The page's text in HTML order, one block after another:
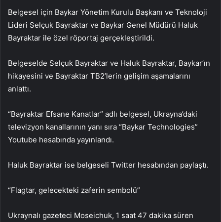
Belgesel için Baykar Yönetim Kurulu Başkanı ve Teknoloji
Lideri Selçuk Bayraktar ve Baykar Genel Müdürü Haluk
Bayraktar ile özel röportaj gerçekleştirildi.
Belgeselde Selçuk Bayraktar ve Haluk Bayraktar, Baykar’ın
hikayesini ve Bayraktar TB2’lerin gelişim aşamalarını
anlattı.
“Bayraktar Efsane Kanatlar” adlı belgesel, Ukrayna’daki
televizyon kanallarının yanı sıra “Baykar Technologies”
Youtube hesabında yayınlandı.
Haluk Bayraktar ise belgeseli Twitter hesabından paylaştı.
“Flagtar, gelecekteki zaferin sembolü”
Ukraynalı gazeteci Moseichuk, 1 saat 47 dakika süren